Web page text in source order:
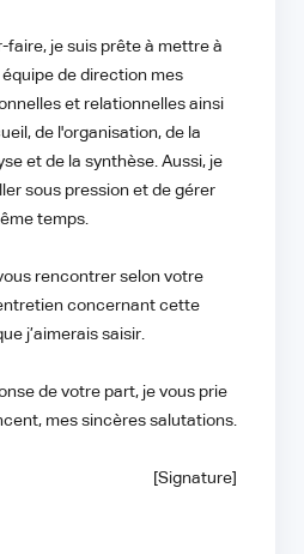
faire, je suis prête à mettre à
de direction mes
et relationnelles ainsi
de l'organisation, de la
et de la synthèse. Aussi, je
sous pression et de gérer
temps.
rencontrer selon votre
concernant cette
j’aimerais saisir.
de votre part, je vous prie
mes sincères salutations.
[Signature]